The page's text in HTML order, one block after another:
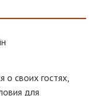
о своих гостях,
для